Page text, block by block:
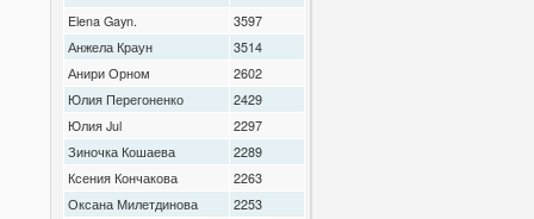
Elena Gayn.
3597
Анжела Краун
3514
Анири Орном
2602
Юлия Перегоненко
2429
Юлия Jul
2297
Зиночка Кошаева
2289
Ксения Кончакова
2263
Оксана Милетдинова
2253